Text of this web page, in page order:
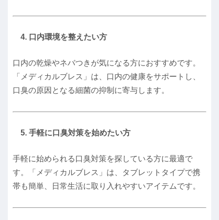
4. 口内環境を整えたい方
口内の乾燥やネバつきが気になる方におすすめです。
「メディカルブレス」は、口内の健康をサポートし、
口臭の原因となる細菌の抑制に寄与します。
5. 手軽に口臭対策を始めたい方
手軽に始められる口臭対策を探している方に最適で
す。
「メディカルブレス」は、タブレットタイプで携
帯も簡単、日常生活に取り入れやすいアイテムです。